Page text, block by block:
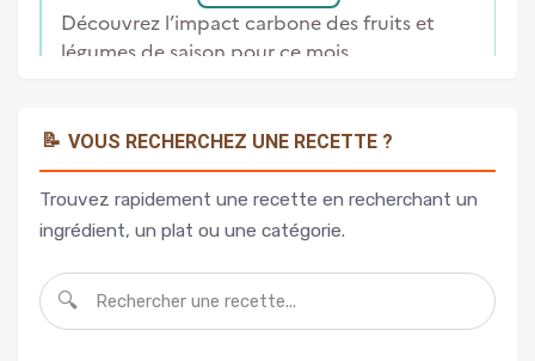
📝 VOUS RECHERCHEZ UNE RECETTE ?
Trouvez rapidement une recette en recherchant un
ingrédient, un plat ou une catégorie.
🔍